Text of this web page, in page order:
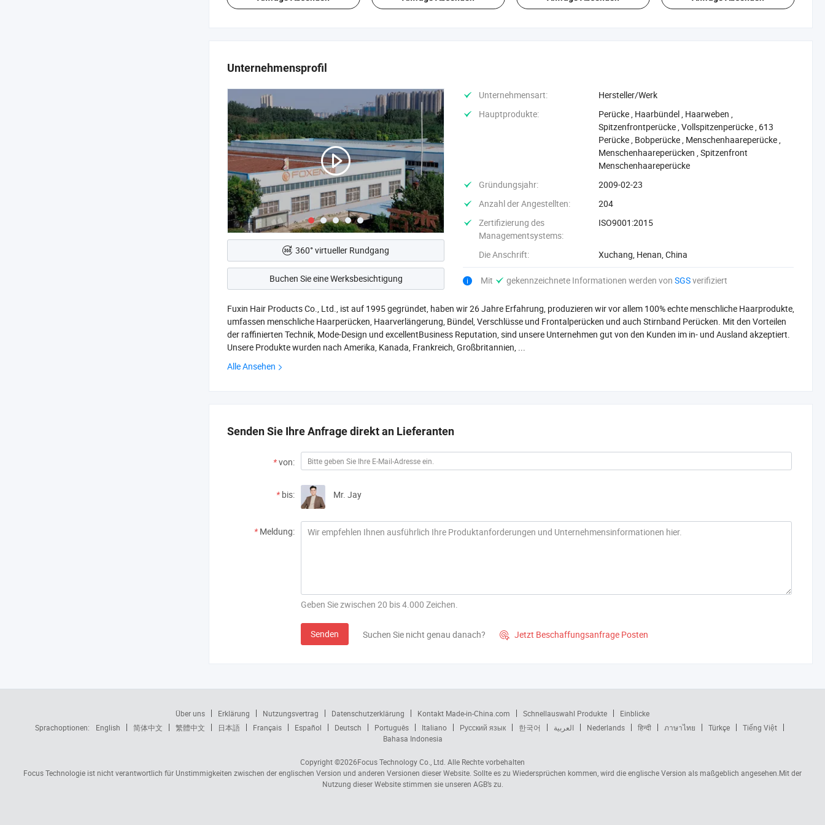
Menschenhaar
Unternehmensprofil
360° virtueller Rundgang
Buchen Sie eine Werksbesichtigung
Unternehmensart:
Hersteller/Werk
Hauptprodukte:
‪Perücke‬ ‪Haarbündel‬ ‪Haarweben‬
‪Spitzenfrontperücke‬ ,‪Vollspitzenperücke‬ ‪613
Perücke‬ ‪Bobperücke‬ ‪Menschenhaareperücke‬
‪Menschenhaareperücken‬ ,‪Spitzenfront
Menschenhaareperücke‬
Gründungsjahr:
2009-02-23
Anzahl der Angestellten:
204
Zertifizierung des
Managementsystems:
ISO9001:2015
Die Anschrift: Xuchang, Henan, China
Mit gekennzeichnete Informationen werden vonSGSverifiziert
Fuxin Hair Products Co., Ltd., ist auf 1995 gegründet, haben wir 26 Jahre Erfahrung, produzieren wir vor allem 100% echte menschliche Haarprodukte,
umfassen menschliche Haarperücken, Haarverlängerung, Bündel, Verschlüsse und Frontalperücken und auch Stirnband Perücken. Mit den Vorteilen
der raffinierten Technik, Mode-Design und excellentBusiness Reputation, sind unsere Unternehmen gut von den Kunden im in- und Ausland akzeptiert.
Unsere Produkte wurden nach Amerika, Kanada, Frankreich, Großbritannien, ...
Alle Ansehen
Senden Sie Ihre Anfrage direkt an Lieferanten
*von:
* bis: Mr. Jay
* Meldung:
Geben Sie zwischen 20 bis 4.000 Zeichen.
Senden Suchen Sie nicht genau danach?  Jetzt Beschaffungsanfrage Posten
Über uns Erklärung Nutzungsvertrag Datenschutzerklärung Kontakt Made-in-China.com Schnellauswahl Produkte
Einblicke
Sprachoptionen:
English 简体中文 繁體中文 日本語 Français Español Deutsch Português Italiano Русский язык 한국어 العربية Nederlands हिन्दी ภาษาไทย Türkçe
Tiếng Việt
Bahasa Indonesia
Copyright ©2026Focus Technology Co., Ltd. Alle Rechte vorbehalten
Focus Technologie ist nicht verantwortlich für Unstimmigkeiten zwischen der englischen Version und anderen Versionen dieser Website. Sollte es zu Wiedersprüchen kommen, wird die englische Version als maßgeblich angesehen.Mit der
Nutzung dieser Website stimmen sie unseren AGB’s zu.